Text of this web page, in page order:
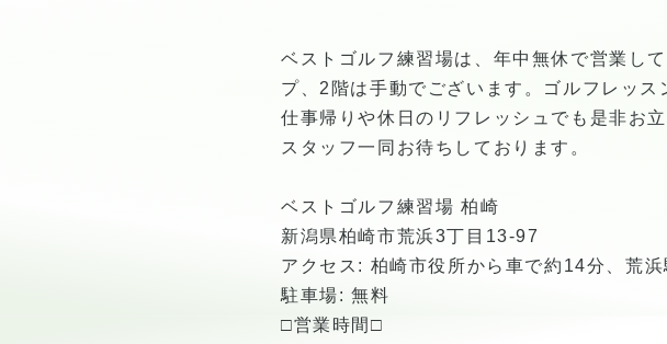
ベストゴルフ練習場は、年中無休で営業し
プ、2階は手動でございます。ゴルフレッス
仕事帰りや休日のリフレッシュでも是非お立
スタッフ一同お待ちしております。
ベストゴルフ練習場 柏崎
新潟県柏崎市荒浜3丁目13-97
アクセス: 柏崎市役所から車で約14分、荒
駐車場: 無料
□営業時間□